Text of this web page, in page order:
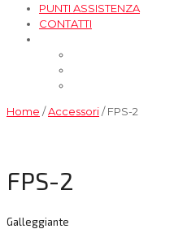
PUNTI ASSISTENZA
CONTATTI
Home /Accessori/ FPS-2
FPS-2
Galleggiante